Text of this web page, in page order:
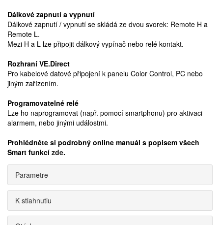
Dálkové zapnutí a vypnutí
Dálkové zapnutí / vypnutí se skládá ze dvou svorek: Remote H a
Remote L.
Mezi H a L lze připojit dálkový vypínač nebo relé kontakt.
Rozhraní VE.Direct
Pro kabelové datové připojení k panelu Color Control, PC nebo
jiným zařízením.
Programovatelné relé
Lze ho naprogramovat (např. pomocí smartphonu) pro aktivaci
alarmem, nebo jinými událostmi.
Prohlédněte si podrobný online manuál s popisem všech
Smart funkcí zde.
Parametre
K stiahnutiu